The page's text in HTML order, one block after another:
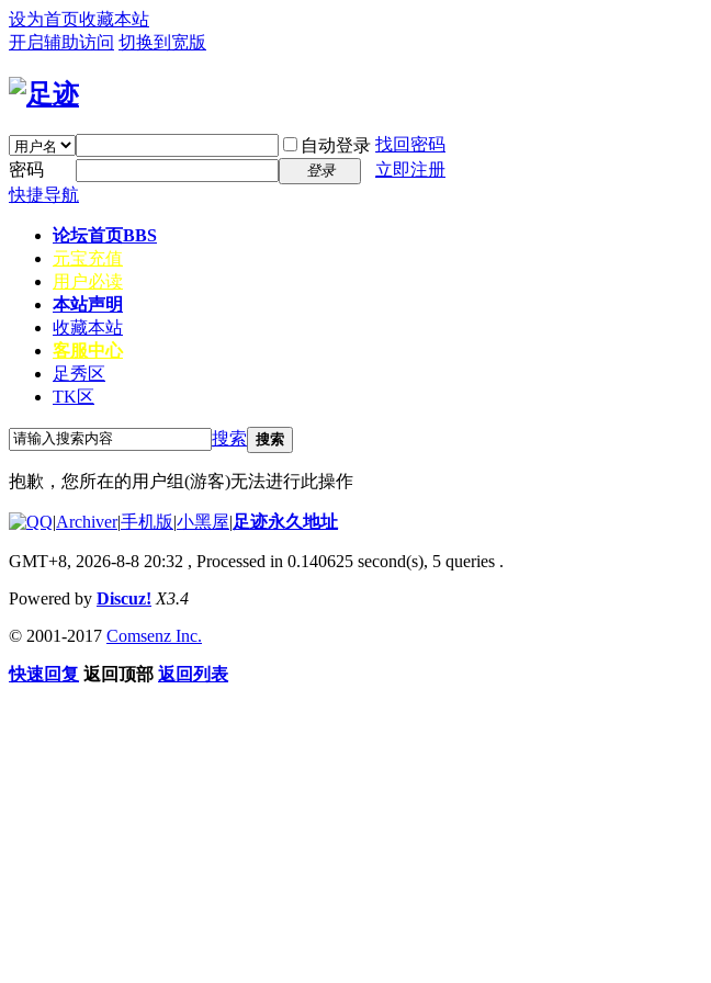
设为首页收藏本站
开启辅助访问 切换到宽版
自动登录 找回密码
密码
登录
立即注册
快捷导航
论坛首页BBS
元宝充值
用户必读
本站声明
收藏本站
客服中心
足秀区
TK区
搜索 搜索
抱歉，您所在的用户组(游客)无法进行此操作
|Archiver|手机版|小黑屋|足迹永久地址
GMT+8, 2026-8-8 20:32 , Processed in 0.140625 second(s), 5 queries .
Powered by Discuz! X3.4
© 2001-2017 Comsenz Inc.
快速回复 返回顶部 返回列表